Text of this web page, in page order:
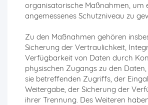
organisatorische Maßnahmen, um
angemessenes Schutzniveau zu
Zu den Maßnahmen gehören
Sicherung der Vertraulichkeit,
Verfügbarkeit von Daten durch
physischen Zugangs zu den
sie betreffenden Zugriffs, der
Weitergabe, der Sicherung der
ihrer Trennung. Des Weiteren